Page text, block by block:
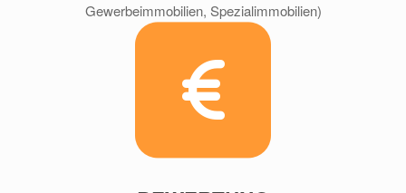
Gewerbeimmobilien, Spezialimmobilien)